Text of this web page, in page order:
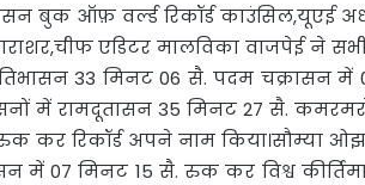
बुक ऑफ़ वर्ल्ड रिकॉर्ड काउंसिल,यूएई
एडिटर मालविका वाजपेई ने
33 मिनट 06 सै. पदम चक्रासन में
में रामदूतासन 35 मिनट 27 सै.
कर रिकॉर्ड अपने नाम किया।सौम्या
में 07 मिनट 15 सै. रुक कर विश्व